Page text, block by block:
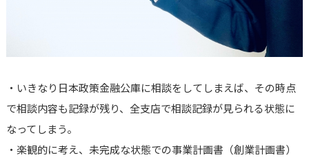
・いきなり日本政策金融公庫に相談をしてしまえば、その時点
で相談内容も記録が残り、全支店で相談記録が見られる状態に
なってしまう。
・楽観的に考え、未完成な状態での事業計画書（創業計画書）